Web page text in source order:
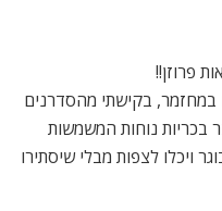
פרוזן!!
במחזמר, בקישתי מהסדרנים
בכריות נוחות המשמשות
ויכלו לצפות מבלי שיסתירו